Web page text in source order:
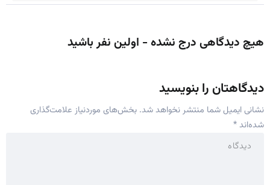
هیچ دیدگاهی درج نشده - اولین نفر باشید
دیدگاهتان را بنویسید
نشانی ایمیل شما منتشر نخواهد شد. بخش‌های موردنیاز علامت‌گذاری
شده‌اند*